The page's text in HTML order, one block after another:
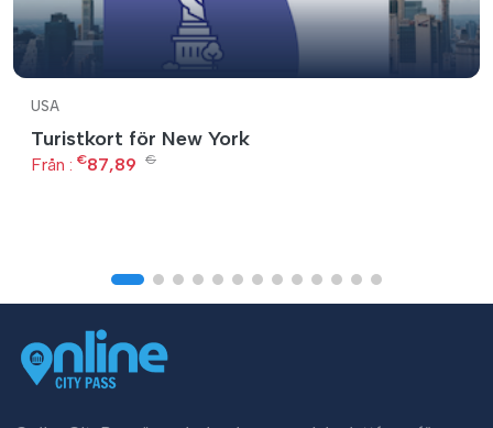
USA
Turistkort för New York
Från : €87,89 €